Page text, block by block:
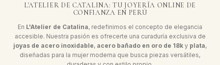
L'ATELIER DE CATALINA: TU JOYERÍA ONLINE DE
CONFIANZA EN PERÚ
En L'Atelier de Catalina, redefinimos el concepto de elegancia
accesible. Nuestra pasión es ofrecerte una curaduría exclusiva de
joyas de acero inoxidable, acero bañado en oro de 18k y plata,
diseñadas para la mujer moderna que busca piezas versátiles,